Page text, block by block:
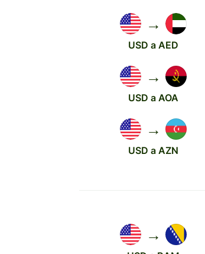
→
USD a AED
→
USD a AOA
→
USD a AZN
→